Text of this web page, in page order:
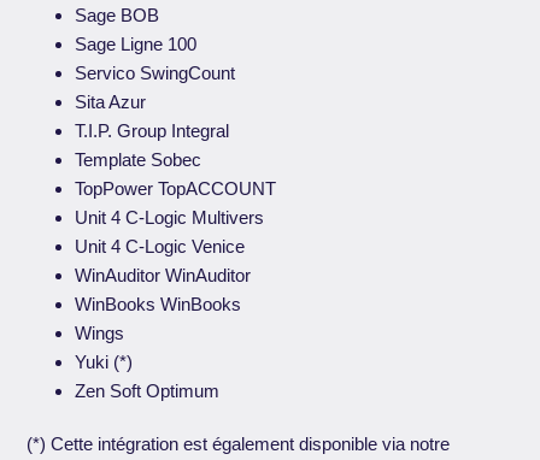
Sage BOB
Sage Ligne 100
Servico SwingCount
Sita Azur
T.I.P. Group Integral
Template Sobec
TopPower TopACCOUNT
Unit 4 C-Logic Multivers
Unit 4 C-Logic Venice
WinAuditor WinAuditor
WinBooks WinBooks
Wings
Yuki (*)
Zen Soft Optimum
(*) Cette intégration est également disponible via notre